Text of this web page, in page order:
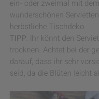
ein- oder zweimal mit
wunderschönen
herbstliche Tischdeko.
TIPP: Ihr könnt den
trocknen. Achtet bei der
darauf, dass ihr sehr
seid, da die Blüten leicht